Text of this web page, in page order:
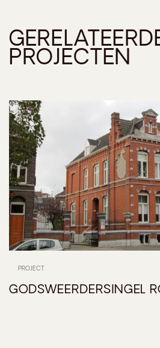
PROJECTEN
PROJECT
GODSWEERDERSINGEL